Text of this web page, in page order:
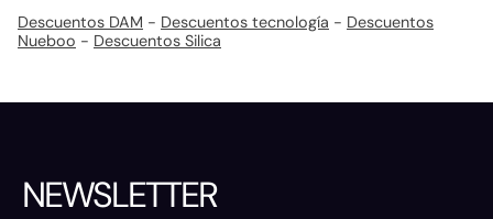
Descuentos DAM - Descuentos tecnología - Descuentos
Nueboo - Descuentos Silica
NEWSLETTER